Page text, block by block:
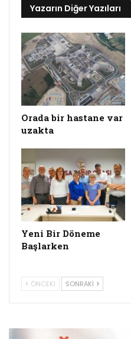
Yazarın Diğer Yazıları
Orada bir hastane var
uzakta
Yeni Bir Döneme
Başlarken
ÖNCEKI SONRAKI